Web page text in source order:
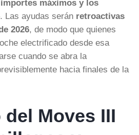
máximos y los
Las ayudas serán retroactivas
2026, de modo que quienes
electrificado desde esa
cuando se abra la
hacia finales de la
Moves III